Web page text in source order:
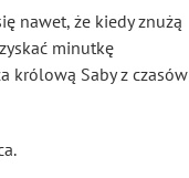
nawet, że kiedy znużą
minutkę
królową Sabyz czasów